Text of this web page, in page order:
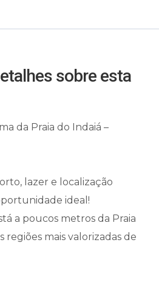
sobre esta
da Praia do Indaiá –
lazer e localização
ideal!
a poucos metros da Praia
regiões mais valorizadas de